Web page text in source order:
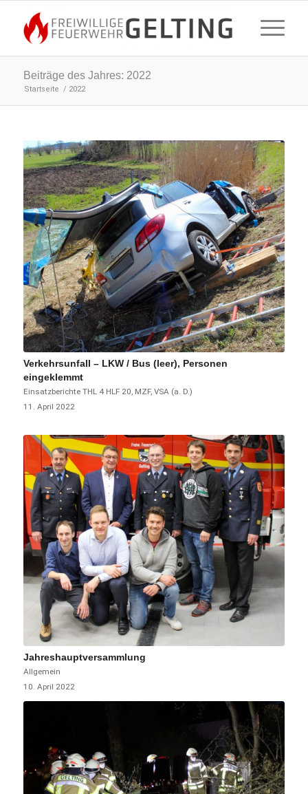
Beiträge des Jahres: 2022
Startseite / 2022
Verkehrsunfall – LKW / Bus (leer), Personen
eingeklemmt
Einsatzberichte THL 4 HLF 20 MZF, VSA (a. D.)
11. April 2022
Jahreshauptversammlung
Allgemein
10. April 2022